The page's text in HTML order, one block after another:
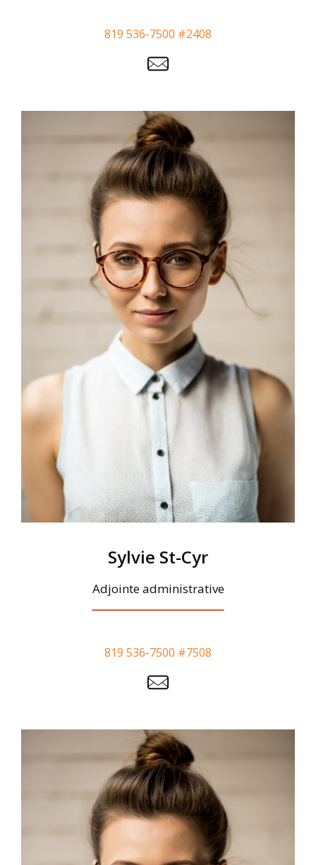
819 536-7500 #2408
Sylvie St-Cyr
Adjointe administrative
819 536-7500 #7508